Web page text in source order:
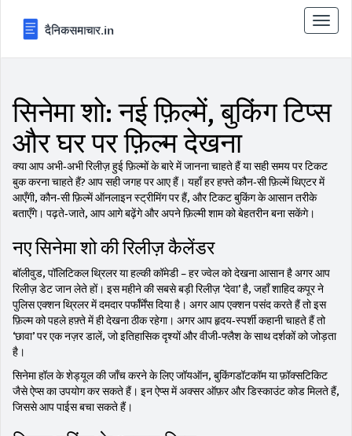
टॉगल
से
सिनेमा शो: नई फ़िल्में, बुकिंग टिप्स
और घर पर फ़िल्म देखना
क्या आप अभी‑अभी रिलीज़ हुई फ़िल्मों के बारे में जानना चाहते हैं या सही समय पर टिकट
बुक करना चाहते हैं? आप सही जगह पर आए हैं। यहाँ हर हफ्ते कौन‑सी फ़िल्में थिएटर में
आएँगी, कौन‑सी फ़िल्में ऑनलाइन स्ट्रीमिंग पर हैं, और टिकट बुकिंग के आसान तरीके
बताएँगे। पढ़ते‑जाते, आप आगे बढ़ेंगे और अपने फ़िल्मी शाम को बेहतरीन बना सकेंगे।
नए सिनेमा शो की रिलीज़ कैलेंडर
बॉलीवुड, पॉलिटिकल थ्रिलर या हल्की कॉमेडी – हर ज्वेल को देखना आसान है अगर आप
रिलीज़ डेट जान लेते हों। इस महीने की सबसे बड़ी रिलीज़ ‘देवा’ है, जहाँ शाहिद कपूर ने
पुलिस एक्शन थ्रिलर में दमदार पर्फॉर्मेंस दिया है। अगर आप एक्शन पसंद करते हैं तो इस
फ़िल्म को पहले हफ़्ते में ही देखना ठीक रहेगा। अगर आप हृदय‑स्पर्शी कहानी चाहते हैं तो
‘छावा’ पर एक नज़र डालें, जो इतिहासिक दृश्यों और वीजी‑फ्लैश के साथ दर्शकों को जोड़ता
है।
सिनेमा हॉल के शेड्यूल की जाँच करने के लिए जॉयऑन, बुकिंगडॉटकॉम या फ़ॉक्सटिकिट
जैसे ऐप्स का उपयोग कर सकते हैं। इन ऐप्स में अक्सर ऑफ़र और डिस्काउंट कोड मिलते हैं,
जिससे आप पाईस बचा सकते हैं।